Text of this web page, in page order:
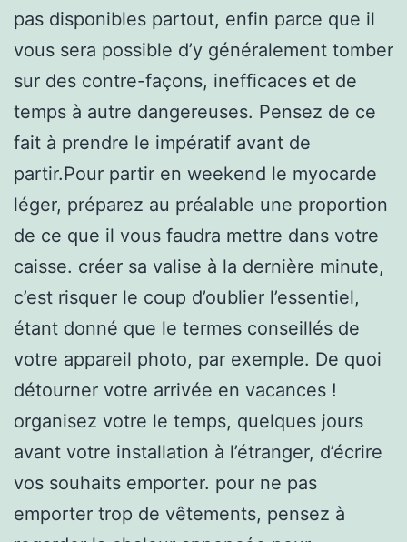
pas disponibles partout, enfin parce que il
vous sera possible d’y généralement tomber
sur des contre-façons, inefficaces et de
temps à autre dangereuses. Pensez de ce
fait à prendre le impératif avant de
partir.Pour partir en weekend le myocarde
léger, préparez au préalable une proportion
de ce que il vous faudra mettre dans votre
caisse. créer sa valise à la dernière minute,
c’est risquer le coup d’oublier l’essentiel,
étant donné que le termes conseillés de
votre appareil photo, par exemple. De quoi
détourner votre arrivée en vacances !
organisez votre le temps, quelques jours
avant votre installation à l’étranger, d’écrire
vos souhaits emporter. pour ne pas
emporter trop de vêtements, pensez à